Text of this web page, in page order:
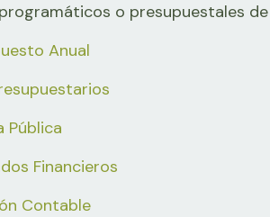
o presupuestales de
Anual
Pública
Financieros
Contable